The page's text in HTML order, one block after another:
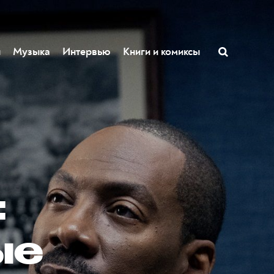
Музыка Интервью Книги и комиксы